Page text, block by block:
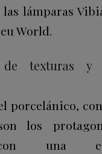
lámparas
World.
texturas y
porcelánico,
los
una